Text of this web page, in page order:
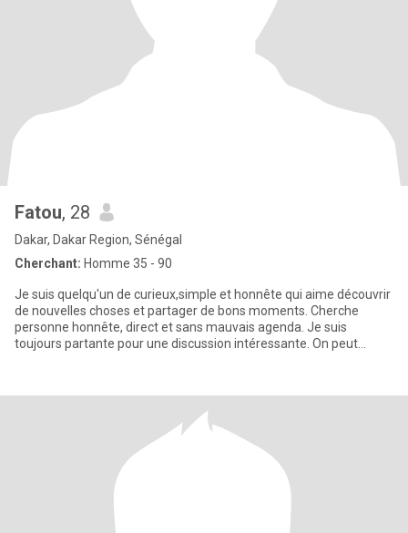
Fatou, 28
Dakar, Dakar Region, Sénégal
Cherchant: Homme 35 - 90
Je suis quelqu'un de curieux,simple et honnête qui aime découvrir
de nouvelles choses et partager de bons moments. Cherche
personne honnête, direct et sans mauvais agenda. Je suis
toujours partante pour une discussion intéressante. On peut